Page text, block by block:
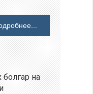
на